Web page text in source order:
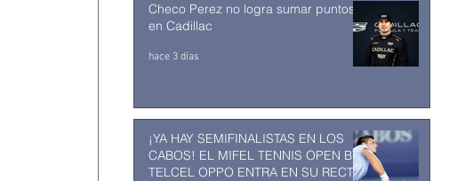
Checo Perez no logra sumar puntos
en Cadillac
hace 3 días
¡YA HAY SEMIFINALISTAS EN LOS
CABOS! EL MIFEL TENNIS OPEN BY
TELCEL OPPO ENTRA EN SU RECTA